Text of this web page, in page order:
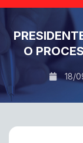
O
18/